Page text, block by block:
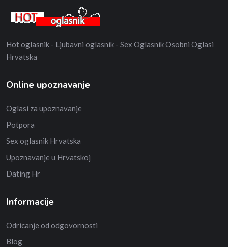
Hot oglasnik - Ljubavni oglasnik - Sex Oglasnik Osobni Oglasi
Hrvatska
Online upoznavanje
Oglasi za upoznavanje
Potpora
Sex oglasnik Hrvatska
Upoznavanje u Hrvatskoj
Dating Hr
Informacije
Odricanje od odgovornosti
Blog